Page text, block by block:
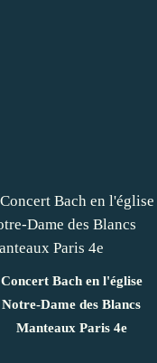
Concert Bach en l'église
Notre-Dame des Blancs
Manteaux Paris 4e